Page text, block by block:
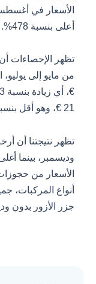
أعلى بنسبة 478%.
تظهر الإحصاءات
21 €، وهو أقل بنسبة 60% من أغسطس.
تظهر نتيجتنا أن
وديسمبر، بينما
أنواع المركبات،
جزر الأزور بدون